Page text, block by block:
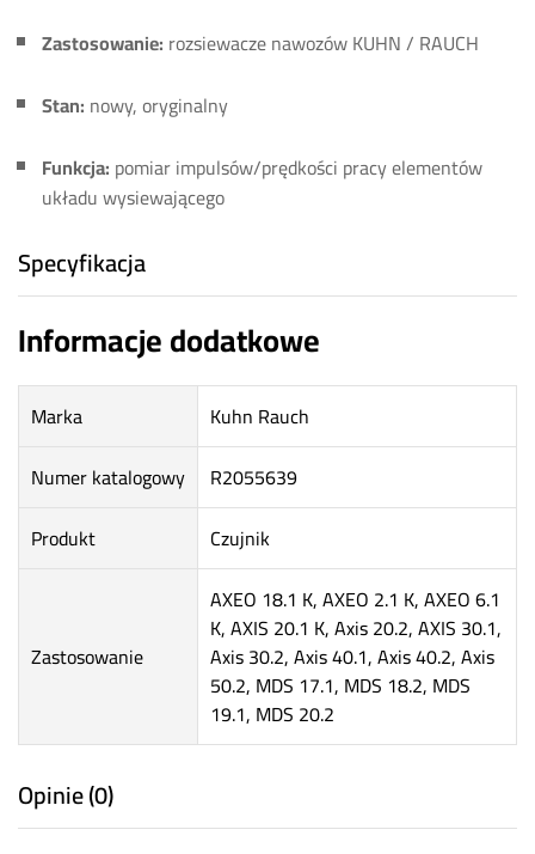
Zastosowanie: rozsiewacze nawozów KUHN / RAUCH
Stan: nowy, oryginalny
Funkcja: pomiar impulsów/prędkości pracy elementów
układu wysiewającego
Specyfikacja
Informacje dodatkowe
Marka
Kuhn Rauch
Numer katalogowy
R2055639
Produkt
Czujnik
Zastosowanie
AXEO 18.1 K, AXEO 2.1 K, AXEO 6.1
K, AXIS 20.1 K, Axis 20.2, AXIS 30.1,
Axis 30.2, Axis 40.1, Axis 40.2, Axis
50.2, MDS 17.1, MDS 18.2, MDS
19.1, MDS 20.2
Opinie (0)